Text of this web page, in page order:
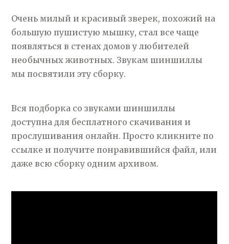
Очень милый и красивый зверек, похожий на
большую пушистую мышку, стал все чаще
появляться в стенах домов у любителей
необычных животных. Звукам шиншиллы
мы посвятили эту сборку.
Вся подборка со звуками шиншиллы
доступна для бесплатного скачивания и
прослушивания онлайн. Просто кликните по
ссылке и получите понравившийся файл, или
даже всю сборку одним архивом.